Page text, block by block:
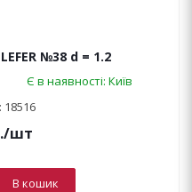
№38 d = 1.2
Є в наявності: Київ
18516
/шт
В кошик